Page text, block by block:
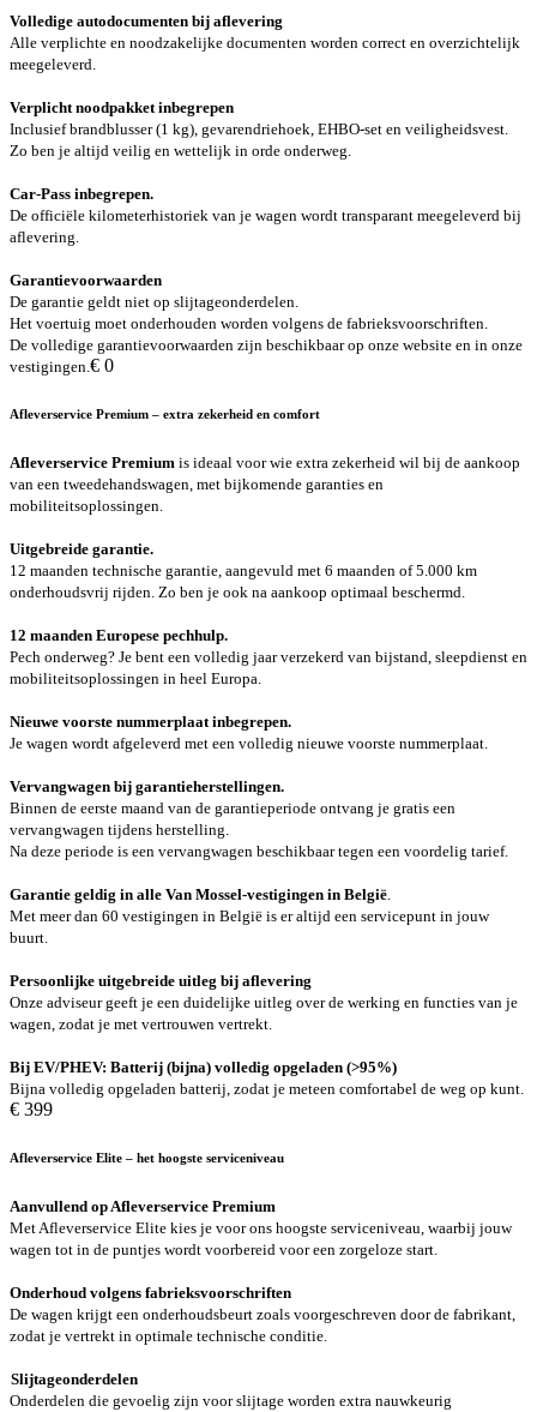
Volledige autodocumenten bij aflevering
Alle verplichte en noodzakelijke documenten worden correct en overzichtelijk
meegeleverd.
Verplicht noodpakket inbegrepen
Inclusief brandblusser (1 kg), gevarendriehoek, EHBO-set en veiligheidsvest.
Zo ben je altijd veilig en wettelijk in orde onderweg.
Car-Pass inbegrepen.
De officiële kilometerhistoriek van je wagen wordt transparant meegeleverd bij
aflevering.
Garantievoorwaarden
De garantie geldt niet op slijtageonderdelen.
Het voertuig moet onderhouden worden volgens de fabrieksvoorschriften.
De volledige garantievoorwaarden zijn beschikbaar op onze website en in onze
vestigingen.€ 0
Afleverservice Premium – extra zekerheid en comfort
Afleverservice Premium is ideaal voor wie extra zekerheid wil bij de aankoop
van een tweedehandswagen, met bijkomende garanties en
mobiliteitsoplossingen.
Uitgebreide garantie.
12 maanden technische garantie, aangevuld met 6 maanden of 5.000 km
onderhoudsvrij rijden. Zo ben je ook na aankoop optimaal beschermd.
12 maanden Europese pechhulp.
Pech onderweg? Je bent een volledig jaar verzekerd van bijstand, sleepdienst en
mobiliteitsoplossingen in heel Europa.
Nieuwe voorste nummerplaat inbegrepen.
Je wagen wordt afgeleverd met een volledig nieuwe voorste nummerplaat.
Vervangwagen bij garantieherstellingen.
Binnen de eerste maand van de garantieperiode ontvang je gratis een
vervangwagen tijdens herstelling.
Na deze periode is een vervangwagen beschikbaar tegen een voordelig tarief.
Garantie geldig in alle Van Mossel-vestigingen in België.
Met meer dan 60 vestigingen in België is er altijd een servicepunt in jouw
buurt.
Persoonlijke uitgebreide uitleg bij aflevering
Onze adviseur geeft je een duidelijke uitleg over de werking en functies van je
wagen, zodat je met vertrouwen vertrekt.
Bij EV/PHEV: Batterij (bijna) volledig opgeladen (>95%)
Bijna volledig opgeladen batterij, zodat je meteen comfortabel de weg op kunt.
€ 399
Afleverservice Elite – het hoogste serviceniveau
Aanvullend op Afleverservice Premium
Met Afleverservice Elite kies je voor ons hoogste serviceniveau, waarbij jouw
wagen tot in de puntjes wordt voorbereid voor een zorgeloze start.
Onderhoud volgens fabrieksvoorschriften
De wagen krijgt een onderhoudsbeurt zoals voorgeschreven door de fabrikant,
zodat je vertrekt in optimale technische conditie.
Slijtageonderdelen
Onderdelen die gevoelig zijn voor slijtage worden extra nauwkeurig